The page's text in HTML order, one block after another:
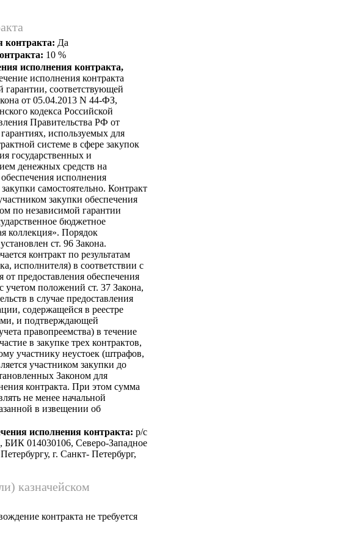
контракта: Да
10 %
исполнения контракта,
исполнения контракта
гарантии, соответствующей
от 05.04.2013 N 44-ФЗ,
кодекса Российской
Правительства РФ от
используемых для
системе в сфере закупок
государственных и
денежных средств на
исполнения
самостоятельно. Контракт
закупки обеспечения
по независимой гарантии
бюджетное
коллекция». Порядок
ст. 96 Закона.
контракт по результатам
исполнителя) в соответствии с
от предоставления обеспечения
учетом положений ст. 37 Закона,
в случае предоставления
содержащейся в реестре
и подтверждающей
правопреемства) в течение
в закупке трех контрактов,
участнику неустоек (штрафов,
участником закупки до
Законом для
контракта. При этом сумма
не менее начальной
в извещении об
исполнения контракта: p/c
БИК 014030106, Северо-Западное
г. Санкт- Петербург,
казначейском
контракта не требуется